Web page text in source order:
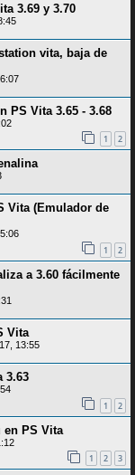
3.69 y 3.70
vita, baja de
PS Vita 3.65 - 3.68
1 2
Vita (Emulador de
1 2
a 3.60 fácilmente
Vita
13:55
3.63
1 2
en PS Vita
1 2 3